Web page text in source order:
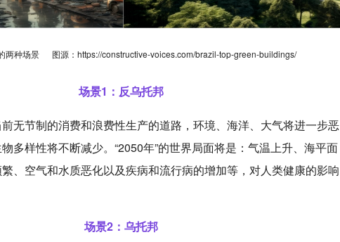
两种场景 图源：https://constructive-voices.com/brazil-top-green-buildings/
场景1：反乌托邦
无节制的消费和浪费性生产的道路，环境、海洋、大气将进一步恶
多样性将不断减少。“2050年”的世界局面将是：气温上升、海平面
、空气和水质恶化以及疾病和流行病的增加等，对人类健康的影响
场景2：乌托邦